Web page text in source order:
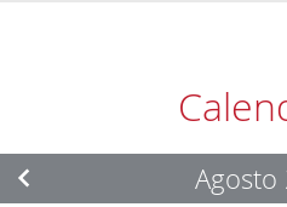
Agosto